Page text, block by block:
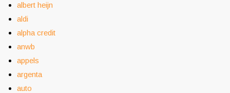
albert heijn
aldi
alpha credit
anwb
appels
argenta
auto